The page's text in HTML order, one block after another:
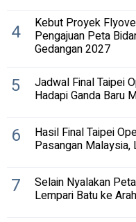
4 Kebut Proyek
Pengajuan Peta
Gedangan 2027
5 Jadwal Final Taipei
Hadapi Ganda Baru
6 Hasil Final Taipei
Pasangan
7 Selain Nyalakan
Lempari Batu ke